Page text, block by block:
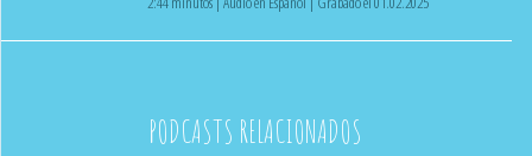
PODCASTS RELACIONADOS